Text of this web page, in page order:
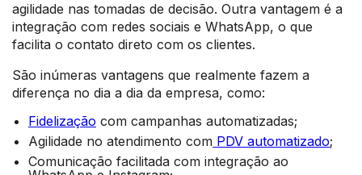
agilidade nas tomadas de decisão. Outra vantagem é a
integração com redes sociais e WhatsApp, o que
facilita o contato direto com os clientes.
São inúmeras vantagens que realmente fazem a
diferença no dia a dia da empresa, como:
Fidelização com campanhas automatizadas;
Agilidade no atendimento com PDV automatizado;
Comunicação facilitada com integração ao